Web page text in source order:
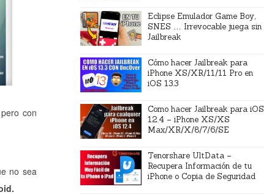
con
no sea
Eclipse Emulador Game Boy,
SNES … Irrevocable juega sin
Jailbreak
Cómo hacer Jailbreak para
iPhone XS/XR/11/11 Pro en
iOS 13.3
Como hacer Jailbreak para iOS
12.4 – iPhone XS/XS
Max/XR/X/8/7/6/SE
Tenorshare UltData –
Recupera Información de tu
iPhone o Copia de Seguridad